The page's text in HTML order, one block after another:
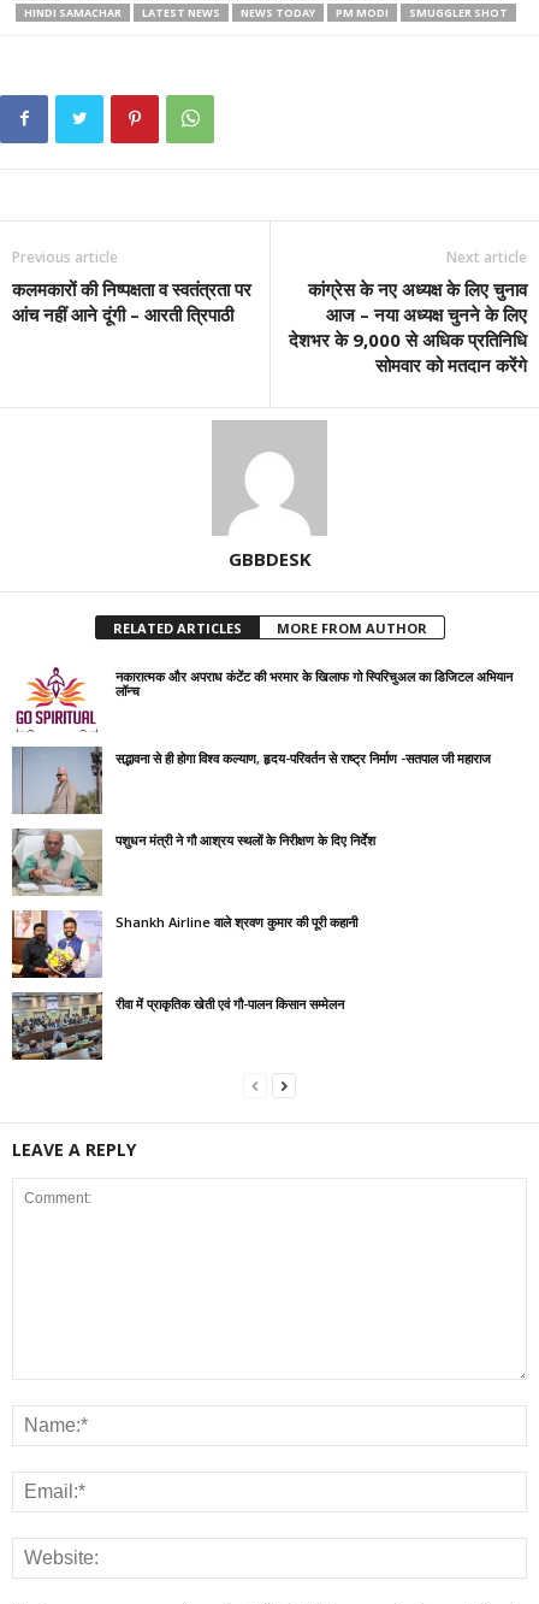
HINDI SAMACHAR
LATEST NEWS NEWS TODAY PM MODI SMUGGLER SHOT
Previous article
कलमकारों की निष्पक्षता व स्वतंत्रता पर
आंच नहीं आने दूंगी – आरती त्रिपाठी
Next article
कांग्रेस के नए अध्यक्ष के लिए चुनाव
आज – नया अध्यक्ष चुनने के लिए
देशभर के 9,000 से अधिक प्रतिनिधि
सोमवार को मतदान करेंगे
GBBDESK
RELATED ARTICLES MORE FROM AUTHOR
नकारात्मक और अपराध कंटेंट की भरमार के खिलाफ गो स्पिरिचुअल का डिजिटल अभियान
लॉन्च
सद्भावना से ही होगा विश्व कल्याण, हृदय-परिवर्तन से राष्ट्र निर्माण -सतपाल जी महाराज
पशुधन मंत्री ने गौ आश्रय स्थलों के निरीक्षण के दिए निर्देश
Shankh Airline वाले श्रवण कुमार की पूरी कहानी
रीवा में प्राकृतिक खेती एवं गौ-पालन किसान सम्मेलन
LEAVE A REPLY